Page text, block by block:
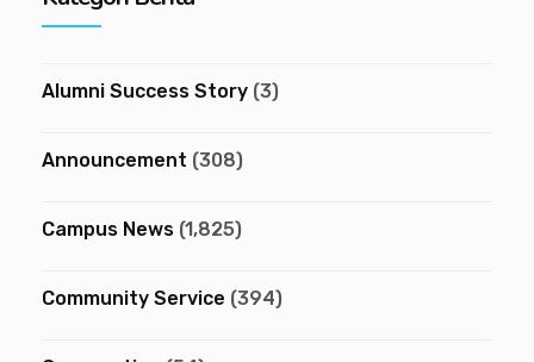
Alumni Success Story (3)
Announcement (308)
Campus News (1,825)
Community Service (394)